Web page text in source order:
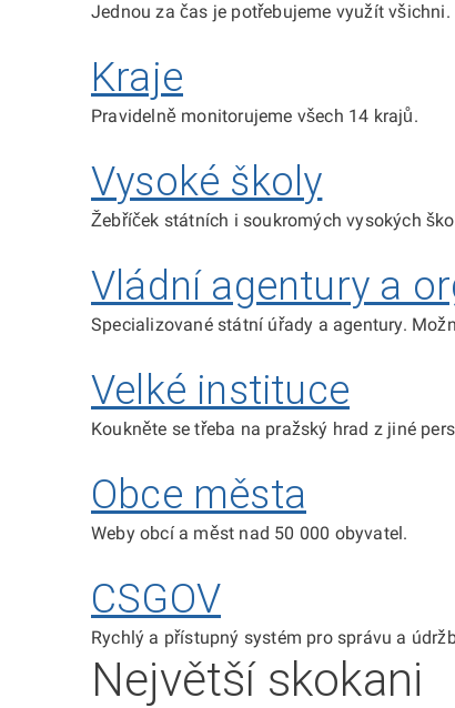
Jednou za čas je potřebujeme využít všichni.
Kraje
Pravidelně monitorujeme všech 14 krajů.
Vysoké školy
Žebříček státních i soukromých vysokých
Vládní agentury a
Specializované státní úřady a agentury.
Velké instituce
Koukněte se třeba na pražský hrad z jiné
Obce města
Weby obcí a měst nad 50 000 obyvatel.
CSGOV
Rychlý a přístupný systém pro správu a
Největší skokani